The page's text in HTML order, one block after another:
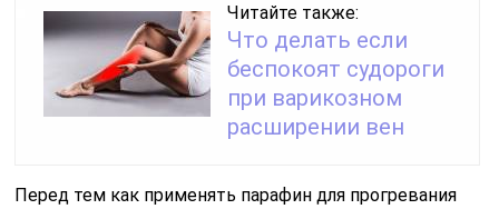
Читайте также:
Что делать если
беспокоят судороги
при варикозном
расширении вен
Перед тем как применять парафин для прогревания